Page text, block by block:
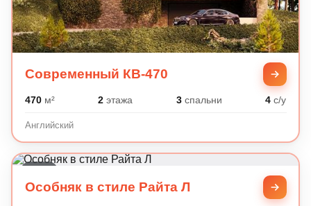
Современный КВ-470
470м² 2 этажа 3спальни 4 с/у
Английский
Особняк в стиле Райта Л